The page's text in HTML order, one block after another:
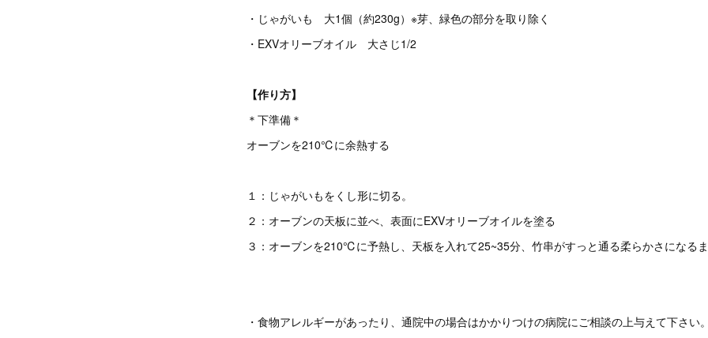
・じゃがいも 大1個（約230g）※芽、緑色の部分を取り除く
・EXVオリーブオイル 大さじ1/2
【作り方】
＊下準備＊
オーブンを210℃に余熱する
１：じゃがいもをくし形に切る。
２：オーブンの天板に並べ、表面にEXVオリーブオイルを塗る
３：オーブンを210℃に予熱し、天板を入れて25~35分、竹串がすっと通る柔らかさになる
・食物アレルギーがあったり、通院中の場合はかかりつけの病院にご相談の上与えて下さい